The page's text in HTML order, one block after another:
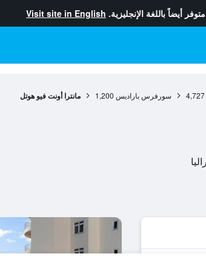
متوفر أيضاً باللغة الإنجليزية. Visit site in English
4,727 سورفرس باراديس 1,200 مانترا أونت فيو هوتل